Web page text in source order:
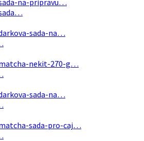
sada-na…
nekit-270-g…
sada-na…
sada-pro-caj…